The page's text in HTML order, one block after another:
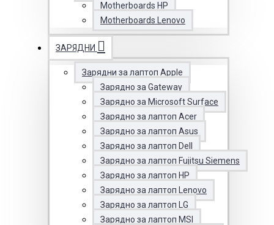
Motherboards HP
Motherboards Lenovo
ЗАРЯДНИ
Зарядни за лаптоп Apple
Зарядно за Gateway
Зарядно за Microsoft Surface
Зарядно за лаптоп Acer
Зарядно за лаптоп Asus
Зарядно за лаптоп Dell
Зарядно за лаптоп Fujitsu Siemens
Зарядно за лаптоп HP
Зарядно за лаптоп Lenovo
Зарядно за лаптоп LG
Зарядно за лаптоп MSI